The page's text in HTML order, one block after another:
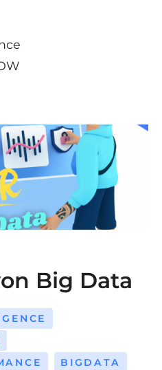
Big Data
BIGDATA